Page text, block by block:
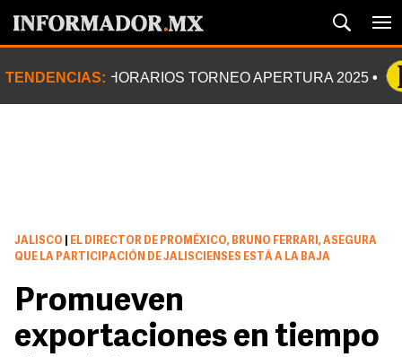
TENDENCIAS: HORARIOS TORNEO APERTURA 2025
JALISCO
EL DIRECTOR DE PROMÉXICO, BRUNO FERRARI, ASEGURA
QUE LA PARTICIPACIÓN DE JALISCIENSES ESTÁ A LA BAJA
Promueven
exportaciones en tiempo